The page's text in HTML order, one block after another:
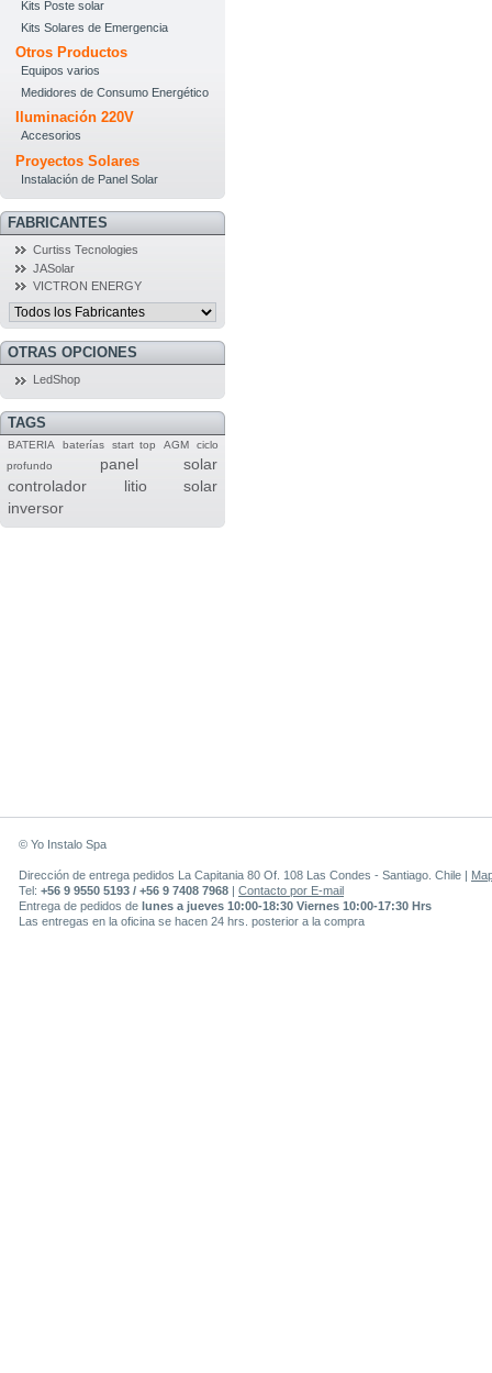
Kits Poste solar
Kits Solares de Emergencia
Otros Productos
Equipos varios
Medidores de Consumo Energético
Iluminación 220V
Accesorios
Proyectos Solares
Instalación de Panel Solar
FABRICANTES
Curtiss Tecnologies
JASolar
VICTRON ENERGY
OTRAS OPCIONES
LedShop
TAGS
BATERIA baterías start top AGM
ciclo
profundo
panel solar
controlador
litio
solar
inversor
© Yo Instalo Spa
Dirección de entrega pedidos La Capitania 80 Of. 108 Las Condes - Santiago. Chile |
Tel: +56 9 9550 5193 / +56 9 7408 7968 | Contacto por E-mail
Entrega de pedidos de lunes a jueves 10:00-18:30 Viernes 10:00-17:30 Hrs
Las entregas en la oficina se hacen 24 hrs. posterior a la compra